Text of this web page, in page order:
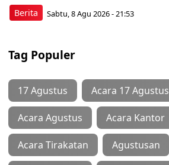
Berita Sabtu, 8 Agu 2026 - 21:53
Tag Populer
17 Agustus Acara 17 Agustus
Acara Agustus Acara Kantor
Acara Tirakatan Agustusan